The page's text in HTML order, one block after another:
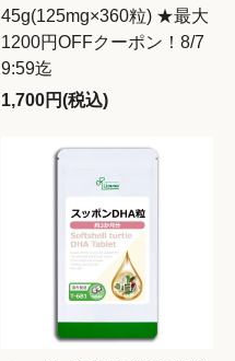
45g(125mg×360粒) ★最大
1200円OFFクーポン！8/7
9:59迄
1,700円(税込)